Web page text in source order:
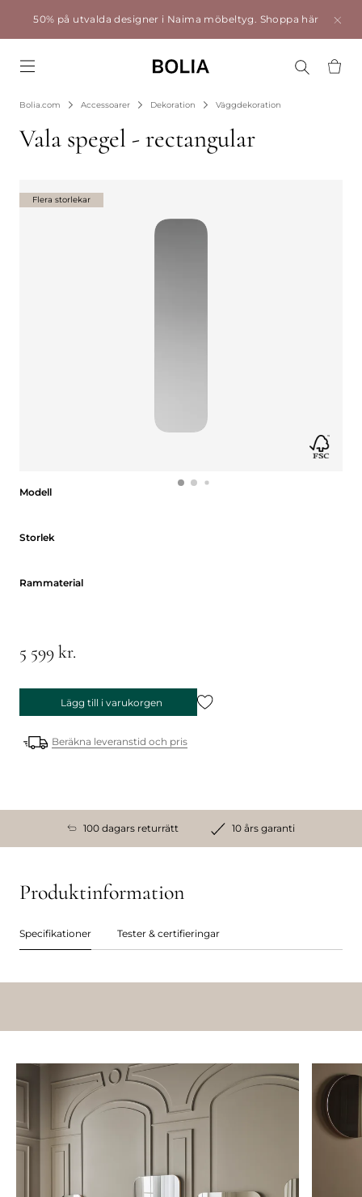
50% på utvalda designer i Naima möbeltyg. Shoppa här
Bolia.com Accessoarer Dekoration Väggdekoration
Vala spegel - rectangular
Modell
Storlek
Rammaterial
5 599 kr.
Lägg till i varukorgen
Beräkna leveranstid och pris
Flera storlekar
100 dagars returrätt 10 års garanti
Produktinformation
Specifikationer Tester & certifieringar